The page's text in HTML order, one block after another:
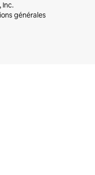
Inc.
générales